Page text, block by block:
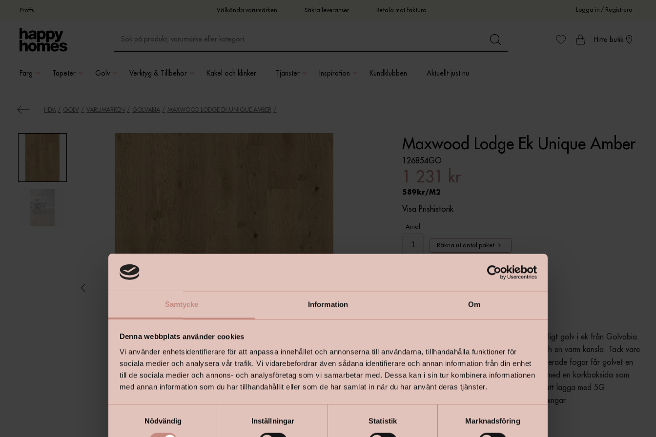
Samtycke Information Om
Denna webbplats använder cookies
Vi använder enhetsidentifierare för att anpassa innehållet och annonserna till användarna, tillhandahålla funktioner för
sociala medier och analysera vår trafik. Vi vidarebefordrar även sådana identifierare och annan information från din enhet
till de sociala medier och annons- och analysföretag som vi samarbetar med. Dessa kan i sin tur kombinera informationen
med annan information som du har tillhandahållit eller som de har samlat in när du har använt deras tjänster.
Nödvändig Inställningar Statistik Marknadsföring
Proffs Välkända varumärken Säkra leveranser Betala mot faktura Logga in / Registrera
Hitta butik
Färg Tapeter Golv Verktyg & Tillbehör Kakel och klinker Tjänster Inspiration Kundklubben Aktuellt just nu
HEM GOLV VARUMÄRKEN GOLVABIA MAXWOOD LODGE EK UNIQUE AMBER
Maxwood Lodge Ek Unique Amber
126854GO
1 231 kr
589 M2
Visa Prishistorik
Antal
Räkna ut antal paket
Maxwood Lodge Ek Unique Amber är ett tåligt golv i ek från Golvabia.
Ytan är borstad som ger golvet karaktär och en varm känsla. Tack vare
åtta lager Topguardlack och skyddsimpregnerade fogar får golvet en
mycket slitstark yta. Golvet är även försett med en korkbaksida som
ger maximal ljud- och gångkomfort. Enkelt att lägga med 5G
klicksystem. Finns i en mängd olika färgställningar.